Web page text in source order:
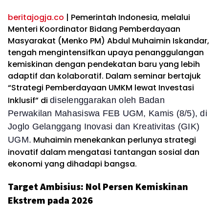
beritajogja.co | Pemerintah Indonesia, melalui
Menteri Koordinator Bidang Pemberdayaan
Masyarakat (Menko PM) Abdul Muhaimin Iskandar,
tengah mengintensifkan upaya penanggulangan
kemiskinan dengan pendekatan baru yang lebih
adaptif dan kolaboratif. Dalam seminar bertajuk
“Strategi Pemberdayaan UMKM lewat Investasi
Inklusif” di diselenggarakan oleh Badan
Perwakilan Mahasiswa FEB UGM, Kamis (8/5), di
Joglo Gelanggang Inovasi dan Kreativitas (GIK)
UGM. Muhaimin menekankan perlunya strategi
inovatif dalam mengatasi tantangan sosial dan
ekonomi yang dihadapi bangsa.
Target Ambisius: Nol Persen Kemiskinan
Ekstrem pada 2026